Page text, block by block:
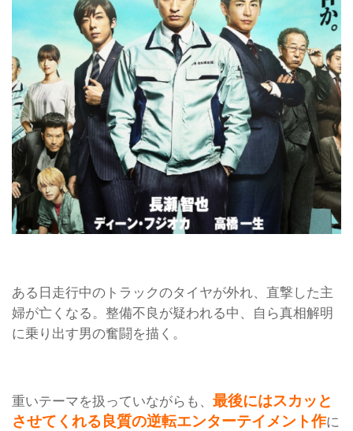
ある日走行中のトラックのタイヤが外れ、直撃した主
婦が亡くなる。整備不良が疑われる中、自ら真相解明
に乗り出す男の奮闘を描く。
重いテーマを扱っていながらも、 最後にはスカッと
させてくれる良質の逆転エンターテイメント作に